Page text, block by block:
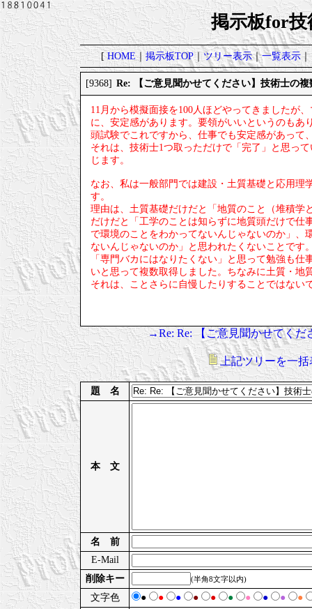
掲示板for技
[HOME｜掲示板TOP｜ツリー表示｜一覧表示｜
[9368] Re: 【ご意見聞かせてください】技術士の
11月から模擬面接を100人ほどやってきましたが
に、安定感があります。要領がいいというのも
頭試験でこれですから、仕事でも安定感があって
それは、技術士1つ取っただけで「完了」と思っ
じます。
なお、私は一般部門では建設・土質基礎と応用
す。
理由は、土質基礎だけだと「地質のこと（堆積学
だけだと「工学のことは知らずに地質頭だけで
で環境のことをわかってないんじゃないのか」
ないんじゃないのか」と思われたくないことです
「専門バカにはなりたくない」と思って勉強も
いと思って複数取得しました。ちなみに土質・地
それは、ことさらに自慢したりすることではな
→Re: Re: 【ご意見聞かせてくだ
上記ツリーを一括
題 名
本 文
名 前
E-Mail
削除キー
(半角8文字以内)
文字色 ● ● ● ● ● ● ● ● ● ●